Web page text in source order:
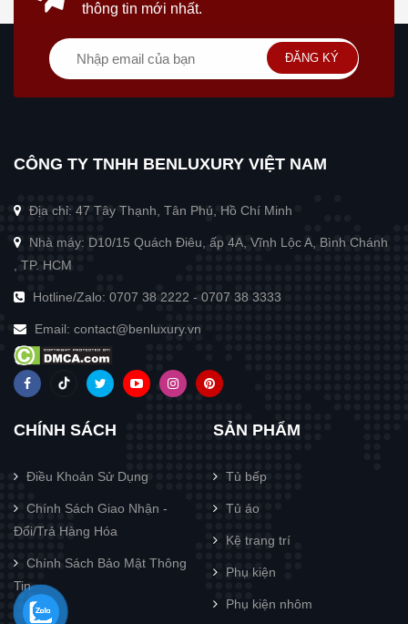
thông tin mới nhất.
ĐĂNG KÝ
CÔNG TY TNHH BENLUXURY VIỆT NAM
Địa chỉ: 47 Tây Thạnh, Tân Phú, Hồ Chí Minh
Nhà máy: D10/15 Quách Điêu, ấp 4A, Vĩnh Lộc A, Bình Chánh
, TP. HCM
Hotline/Zalo: 0707 38 2222 - 0707 38 3333
Email: contact@benluxury.vn
CHÍNH SÁCH
Điều Khoản Sử Dụng
Chính Sách Giao Nhận -
Đổi/Trả Hàng Hóa
Chính Sách Bảo Mật Thông
Tin
SẢN PHẨM
Tủ bếp
Tủ áo
Kệ trang trí
Phụ kiện
Phụ kiện nhôm